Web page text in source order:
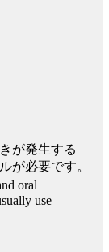
が発生する
が必要です。
oral
use